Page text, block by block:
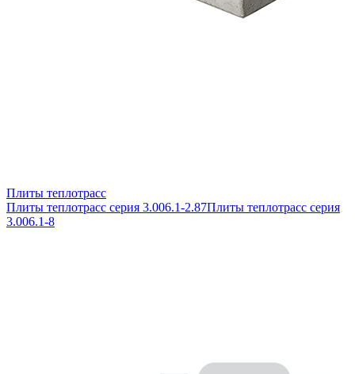
Плиты теплотрасс
Плиты теплотрасс серия 3.006.1-2.87Плиты теплотрасс серия
3.006.1-8